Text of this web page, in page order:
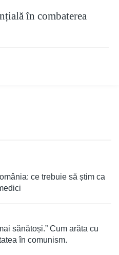
în combaterea
ce trebuie să știm ca
sănătoși.” Cum arăta cu
în comunism.